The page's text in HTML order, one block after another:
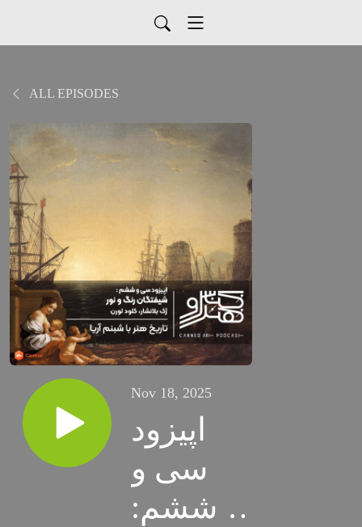
ALL EPISODES
Nov 18, 2025
اپیزود
سی و
ششم: